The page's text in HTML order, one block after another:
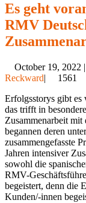
Es geht
RMV
October 19, 2022
Reckward|
1561
Erfolgsstorys gibt es
das trifft in
Zusammenarbeit
begannen deren
zusammengefasste
Jahren intensiver
sowohl die
RMV-
begeistert, denn die
Kunden/-innen